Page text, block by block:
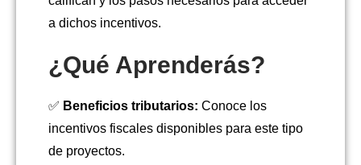
a dichos incentivos.
¿Qué Aprenderás?
✅ Beneficios tributarios: Conoce los
incentivos fiscales disponibles para este tipo
de proyectos.